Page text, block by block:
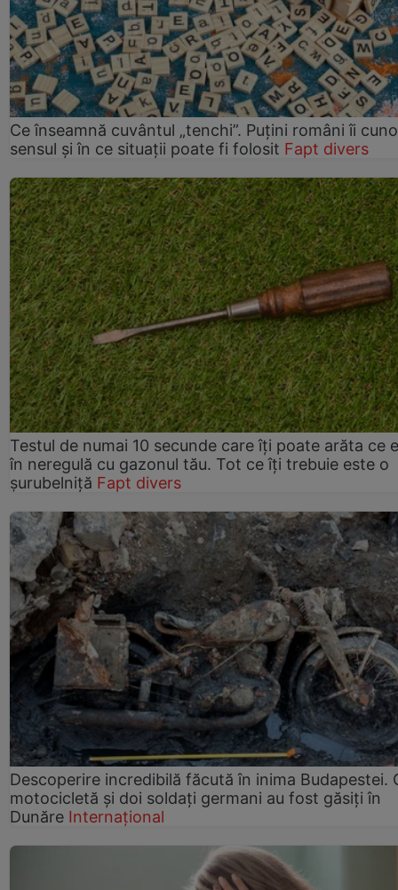
Ce înseamnă cuvântul „tenchi”. Puțini români îi
sensul și în ce situații poate fi folosit Fapt divers
Testul de numai 10 secunde care îți poate arăta ce
în neregulă cu gazonul tău. Tot ce îți trebuie este o
șurubelniță Fapt divers
Descoperire incredibilă făcută în inima Budapestei.
motocicletă și doi soldați germani au fost găsiți în
Dunăre Internațional